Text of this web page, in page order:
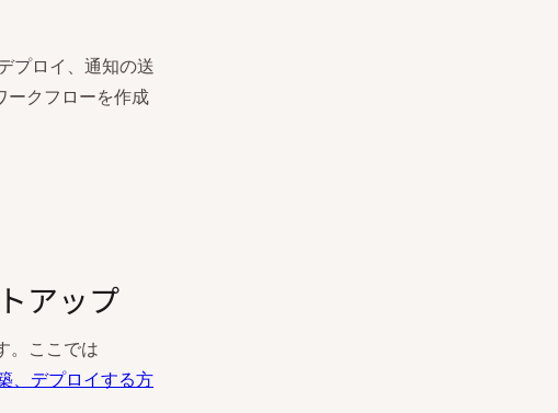
プロイ、通知の送
ークフローを作成
アップ
。ここでは
、デプロイする方